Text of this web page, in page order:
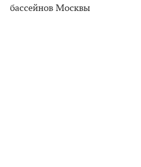
бассейнов Москвы